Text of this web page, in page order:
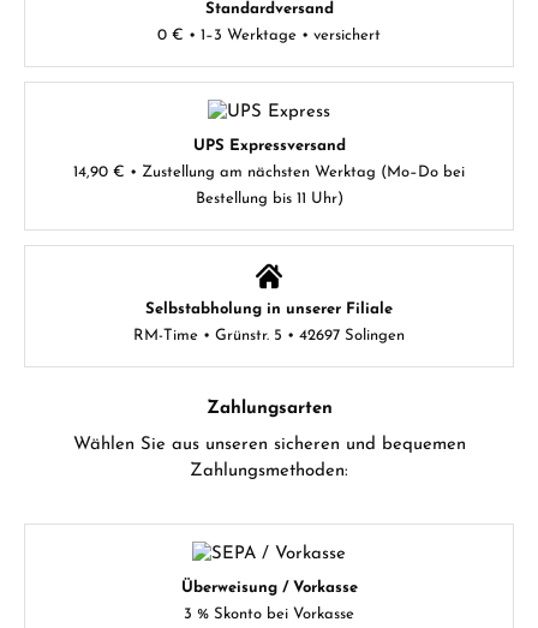
Standardversand
0 € • 1–3 Werktage • versichert
UPS Expressversand
14,90 € • Zustellung am nächsten Werktag (Mo–Do bei
Bestellung bis 11 Uhr)
Selbstabholung in unserer Filiale
RM-Time • Grünstr. 5 • 42697 Solingen
Zahlungsarten
Wählen Sie aus unseren sicheren und bequemen
Zahlungsmethoden:
Überweisung / Vorkasse
3 % Skonto bei Vorkasse